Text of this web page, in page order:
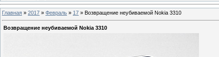
Главная » 2017 » Февраль » 17 » Возвращение неубиваемой Nokia 3310
Возвращение неубиваемой Nokia 3310